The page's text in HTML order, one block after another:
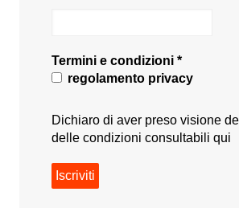
Termini e condizioni *
regolamento privacy
Dichiaro di aver preso visione
delle condizioni consultabili qui